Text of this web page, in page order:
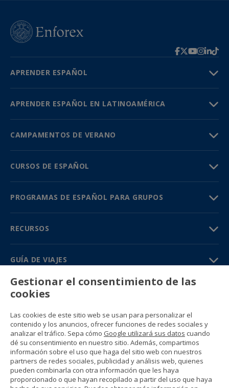
APRENDER ESPAÑOL
APRENDER ESPAÑOL EN LATINOAMÉRICA
CAMPAMENTOS DE VERANO
CURSOS DE ESPAÑOL
PROGRAMAS DE ESPAÑOL PARA GRUPOS
RECURSOS
GUÍA DE VIAJES
PARTNERS
Contacto
Precios y catálogos
(+34) 91 594 37 76
Gustavo Fernández Balbuena, 11
28002 Madrid, Spain
Sitemap
Condiciones generales
Gestionar el consentimiento de las
cookies
Las cookies de este sitio web se usan para personalizar el
contenido y los anuncios, ofrecer funciones de redes sociales y
analizar el tráfico. Sepa cómo Google utilizará sus datos cuando
dé su consentimiento en nuestro sitio. Además, compartimos
información sobre el uso que haga del sitio web con nuestros
partners de redes sociales, publicidad y análisis web, quienes
pueden combinarla con otra información que les haya
proporcionado o que hayan recopilado a partir del uso que haya